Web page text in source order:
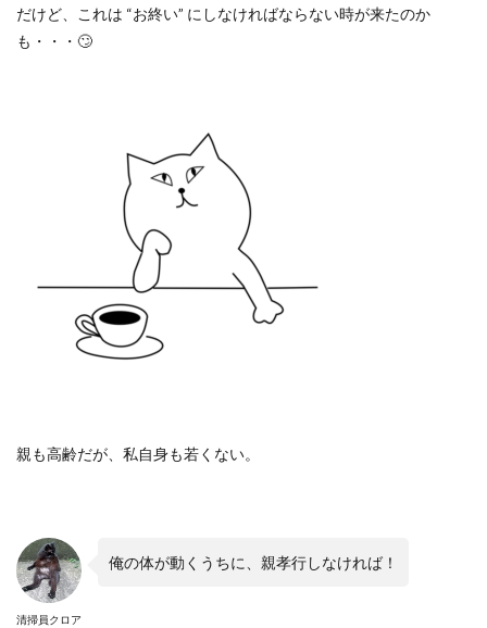
だけど、これは “お終い” にしなければならない時が来たのか
も・・・ 🙄
親も高齢だが、私自身も若くない。
清掃員クロア
俺の体が動くうちに、親孝行しなければ！